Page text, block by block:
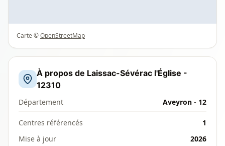
Carte ©OpenStreetMap
À propos de Laissac-Sévérac l'Église -
12310
Département Aveyron - 12
Centres référencés
1
Mise à jour
2026